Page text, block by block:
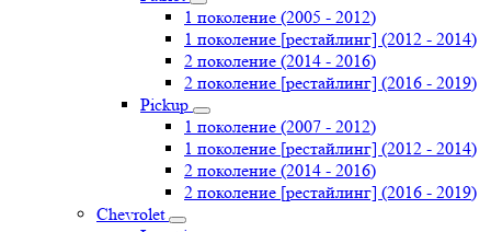
1 поколение (2005 - 2012)
1 поколение [рестайлинг] (2012 - 2014)
2 поколение (2014 - 2016)
2 поколение [рестайлинг] (2016 - 2019)
Pickup
1 поколение (2007 - 2012)
1 поколение [рестайлинг] (2012 - 2014)
2 поколение (2014 - 2016)
2 поколение [рестайлинг] (2016 - 2019)
Chevrolet